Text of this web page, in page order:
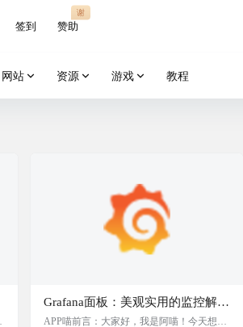
签到 赞助
谢
网站 资源 游戏 教程
Grafana面板：美观实用的监控解决
方案，支持中文显示，结合
APP喵前言：大家好，我是阿喵！今天想和